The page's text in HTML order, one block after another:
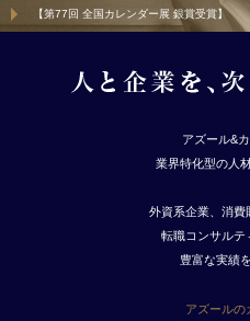
【第77回 全国カレンダー展 銀賞受賞】
アズール&
業界特化型の人
外資系企業、消費
転職コンサルテ
豊富な実績
アズールの